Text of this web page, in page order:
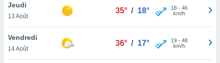
un
la
du
Jeudi
13 Août
35° / 18° 18- 46
km/h
Vendredi
14 Août
36° / 17° 19- 48
km/h